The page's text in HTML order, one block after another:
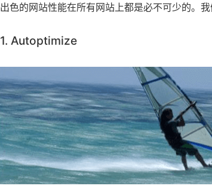
出色的网站性能在所有网站上都是必不可少的。
1. Autoptimize